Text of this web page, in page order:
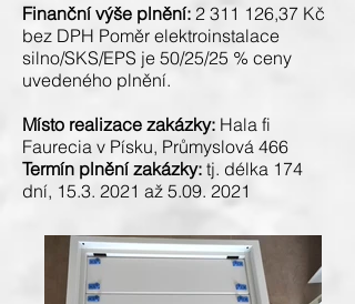
Finanční výše plnění: 2 311 126,37 Kč
bez DPH Poměr elektroinstalace
silno/SKS/EPS je 50/25/25 % ceny
uvedeného plnění.
Místo realizace zakázky: Hala fi
Faurecia v Písku, Průmyslová 466
Termín plnění zakázky: tj. délka 174
dní, 15.3. 2021 až 5.09. 2021